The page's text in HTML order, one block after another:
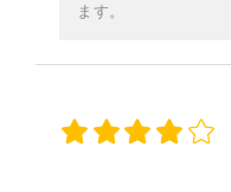
ます。